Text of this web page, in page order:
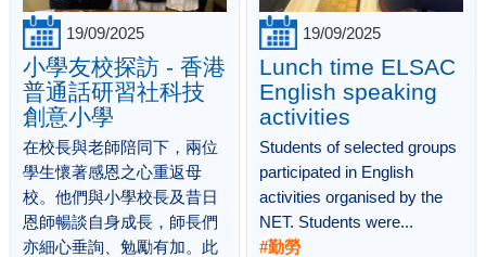
19/09/2025
小學友校探訪 - 香港
普通話研習社科技
創意小學
在校長與老師陪同下，兩位
學生懷著感恩之心重返母
校。他們與小學校長及昔日
恩師暢談自身成長，師長們
亦細心垂詢、勉勵有加。此
19/09/2025
Lunch time ELSAC
English speaking
activities
Students of selected groups
participated in English
activities organised by the
NET. Students were...
#勤勞